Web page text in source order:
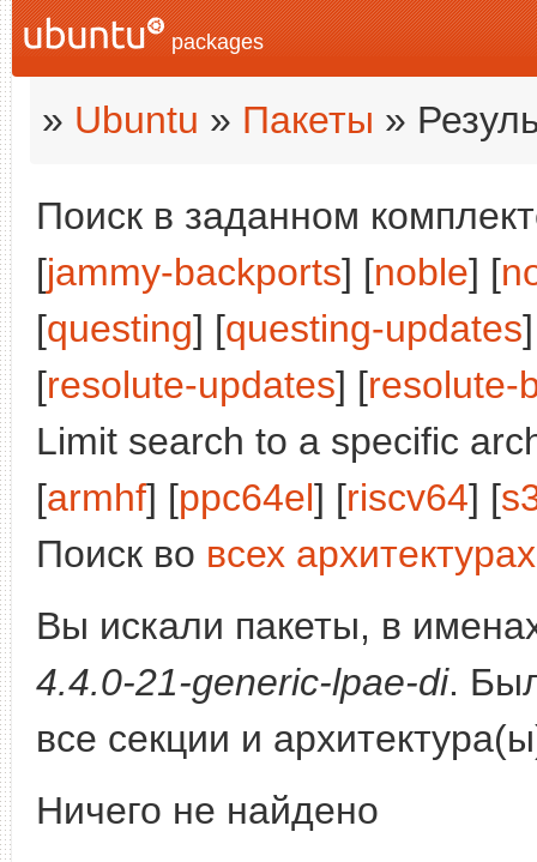
packages
» Ubuntu » Пакеты »
Поиск в заданном
[jammy-backports] [noble] [
[questing] [questing-updates
[resolute-updates] [resolute-
Limit search to a specific
[armhf] [ppc64el] [riscv64] [
Поиск во всех архитектурах
Вы искали пакеты, в
4.4.0-21-generic-lpae-di.
все секции и
Ничего не найдено